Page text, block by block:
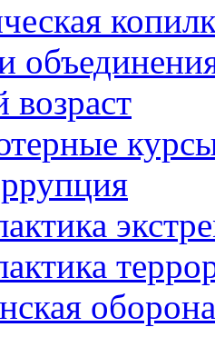
возраст
оборона